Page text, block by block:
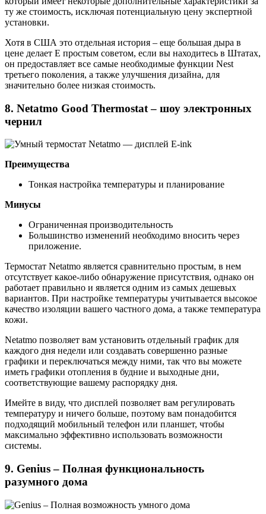
ту же стоимость, исключая потенциальную цену экспертной
установки.
Хотя в США это отдельная история – еще большая дыра в
цене делает E простым советом, если вы находитесь в Штатах,
он предоставляет все самые необходимые функции Nest
третьего поколения, а также улучшения дизайна, для
значительно более низкая стоимость.
8. Netatmo Good Thermostat – шоу электронных
чернил
Преимущества
Тонкая настройка температуры и планирование
Минусы
Ограниченная производительность
Большинство изменений необходимо вносить через
приложение.
Термостат Netatmo является сравнительно простым, в нем
отсутствует какое-либо обнаружение присутствия, однако он
работает правильно и является одним из самых дешевых
вариантов. При настройке температуры учитывается высокое
качество изоляции вашего частного дома, а также температура
кожи.
Netatmo позволяет вам установить отдельный график для
каждого дня недели или создавать совершенно разные
графики и переключаться между ними, так что вы можете
иметь графики отопления в будние и выходные дни,
соответствующие вашему распорядку дня.
Имейте в виду, что дисплей позволяет вам регулировать
температуру и ничего больше, поэтому вам понадобится
подходящий мобильный телефон или планшет, чтобы
максимально эффективно использовать возможности
системы.
9. Genius – Полная функциональность
разумного дома